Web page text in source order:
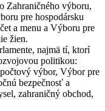
Zahraničného výboru,
pre hospodársku
a menu a Výboru pre
žien.
najmä tí, ktorí
politikou:
výbor, Výbor pre
bezpečnosť a
zahraničný obchod,